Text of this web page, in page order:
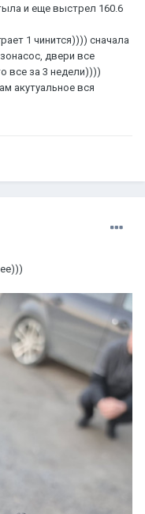
и еще выстрел 160.6
1 чинится)))) сначала
двери все
все за 3 недели))))
акутуальное вся